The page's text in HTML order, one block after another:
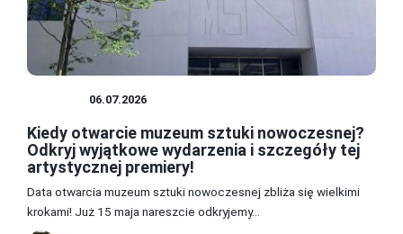
06.07.2026
Kiedy otwarcie muzeum sztuki nowoczesnej?
Odkryj wyjątkowe wydarzenia i szczegóły tej
artystycznej premiery!
Data otwarcia muzeum sztuki nowoczesnej zbliża się wielkimi
krokami! Już 15 maja nareszcie odkryjemy...